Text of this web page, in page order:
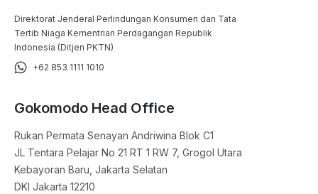
Direktorat Jenderal Perlindungan Konsumen dan Tata
Tertib Niaga Kementrian Perdagangan Republik
Indonesia (Ditjen PKTN)
+62 853 1111 1010
Gokomodo Head Office
Rukan Permata Senayan Andriwina Blok C1
JL Tentara Pelajar No 21 RT 1 RW 7, Grogol Utara
Kebayoran Baru, Jakarta Selatan
DKI Jakarta 12210